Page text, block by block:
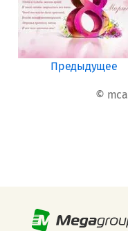
Предыдущее
©